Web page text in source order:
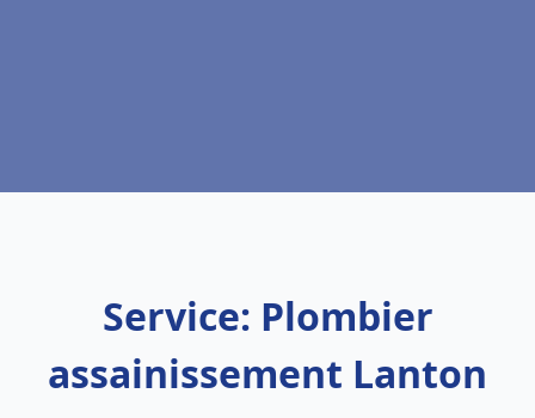
Service: Plombier
assainissement Lanton